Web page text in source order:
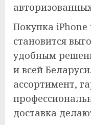
Покупка iPhone
становится
удобным
и всей
ассортимент,
доставка